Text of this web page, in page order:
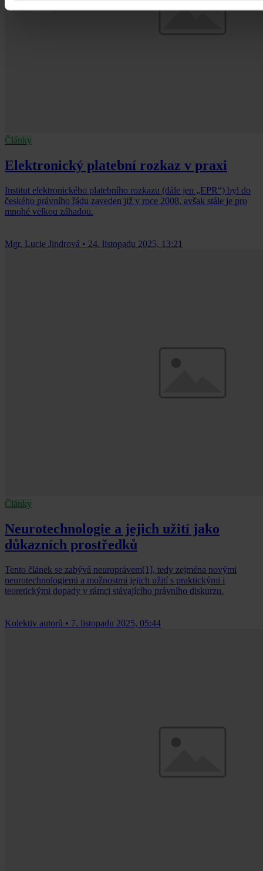
Články
Elektronický platební rozkaz v praxi
Institut elektronického platebního rozkazu (dále jen „EPR“) byl do
českého právního řádu zaveden již v roce 2008, avšak stále je pro
mnohé velkou záhadou.
Mgr. Lucie Jindrová • 24. listopadu 2025, 13:21
Články
Neurotechnologie a jejich užití jako
důkazních prostředků
Tento článek se zabývá neuroprávem[1], tedy zejména novými
neurotechnologiemi a možnostmi jejich užití s praktickými i
teoretickými dopady v rámci stávajícího právního diskurzu.
Kolektiv autorů • 7. listopadu 2025, 05:44